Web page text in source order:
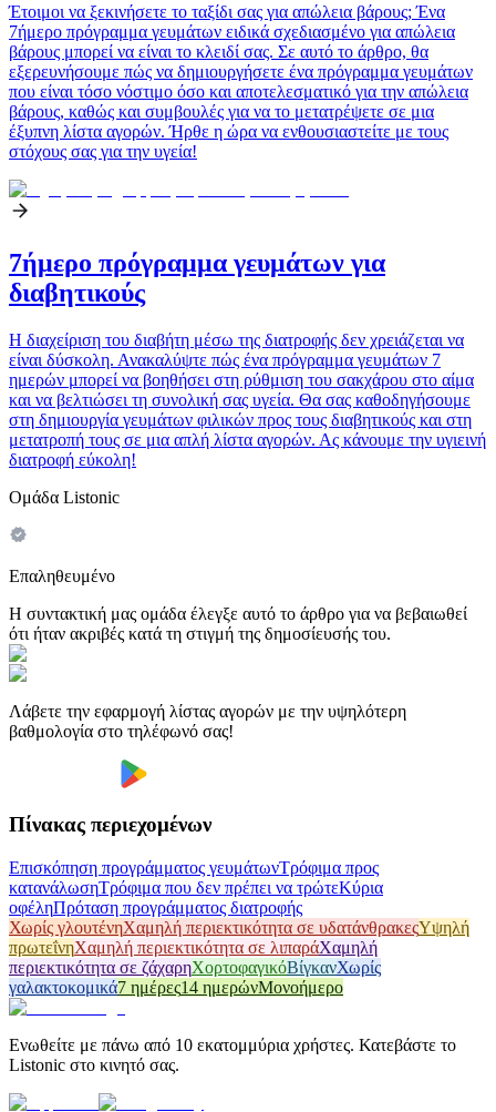
Έτοιμοι να ξεκινήσετε το ταξίδι σας για απώλεια βάρους; Ένα
7ήμερο πρόγραμμα γευμάτων ειδικά σχεδιασμένο για απώλεια
βάρους μπορεί να είναι το κλειδί σας. Σε αυτό το άρθρο, θα
εξερευνήσουμε πώς να δημιουργήσετε ένα πρόγραμμα γευμάτων
που είναι τόσο νόστιμο όσο και αποτελεσματικό για την απώλεια
βάρους, καθώς και συμβουλές για να το μετατρέψετε σε μια
έξυπνη λίστα αγορών. Ήρθε η ώρα να ενθουσιαστείτε με τους
στόχους σας για την υγεία!
7ήμερο πρόγραμμα γευμάτων για
διαβητικούς
Η διαχείριση του διαβήτη μέσω της διατροφής δεν χρειάζεται να
είναι δύσκολη. Ανακαλύψτε πώς ένα πρόγραμμα γευμάτων 7
ημερών μπορεί να βοηθήσει στη ρύθμιση του σακχάρου στο αίμα
και να βελτιώσει τη συνολική σας υγεία. Θα σας καθοδηγήσουμε
στη δημιουργία γευμάτων φιλικών προς τους διαβητικούς και στη
μετατροπή τους σε μια απλή λίστα αγορών. Ας κάνουμε την υγιεινή
διατροφή εύκολη!
Ομάδα Listonic
Επαληθευμένο
Η συντακτική μας ομάδα έλεγξε αυτό το άρθρο για να βεβαιωθεί
ότι ήταν ακριβές κατά τη στιγμή της δημοσίευσής του.
Λάβετε την εφαρμογή λίστας αγορών με την υψηλότερη
βαθμολογία στο τηλέφωνό σας!
Πίνακας περιεχομένων
Επισκόπηση προγράμματος γευμάτωνΤρόφιμα προς
κατανάλωσηΤρόφιμα που δεν πρέπει να τρώτεΚύρια
οφέληΠρόταση προγράμματος διατροφής
Χωρίς γλουτένηΧαμηλή περιεκτικότητα σε υδατάνθρακεςΥψηλή
πρωτεΐνηΧαμηλή περιεκτικότητα σε λιπαράΧαμηλή
περιεκτικότητα σε ζάχαρηΧορτοφαγικόΒίγκανΧωρίς
γαλακτοκομικά7 ημέρες14 ημερώνΜονοήμερο
Ενωθείτε με πάνω από 10 εκατομμύρια χρήστες. Κατεβάστε το
Listonic στο κινητό σας.